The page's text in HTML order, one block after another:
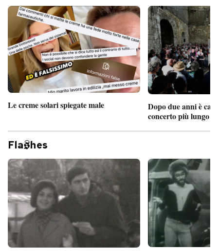
Le creme solari spiegate male
Dopo due anni è
concerto più lungo
Fla hes